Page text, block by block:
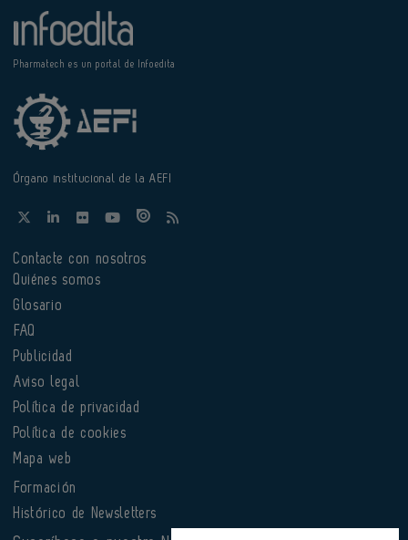
Pharmatech es un portal de Infoedita
Órgano institucional de la AEFI
Contacte con nosotros
Quiénes somos
Glosario
FAQ
Publicidad
Aviso legal
Política de privacidad
Política de cookies
Mapa web
Formación
Histórico de Newsletters